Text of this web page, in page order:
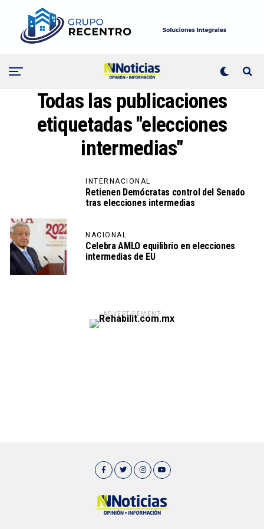
Todas las publicaciones
etiquetadas "elecciones
intermedias"
INTERNACIONAL
Retienen Demócratas control del Senado
tras elecciones intermedias
NACIONAL
Celebra AMLO equilibrio en elecciones
intermedias de EU
ADVERTISEMENT